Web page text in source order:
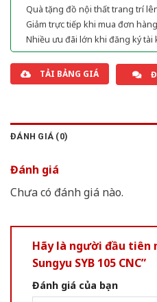
Quà tặng đồ nội thất trang trí
Giảm trực tiếp khi mua đơn
Nhiều ưu đãi lớn khi đăng ký
TẢI BẢNG GIÁ
ĐÁNH GIÁ (0)
Đánh giá
Chưa có đánh giá nào.
Hãy là người đầu tiên
Sungyu SYB 105 CNC”
Đánh giá của bạn